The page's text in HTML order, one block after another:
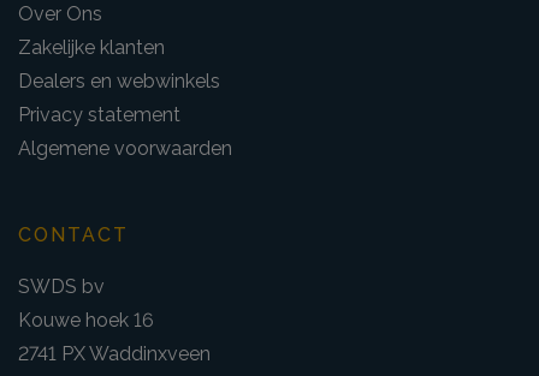
Over Ons
Zakelijke klanten
Dealers en webwinkels
Privacy statement
Algemene voorwaarden
CONTACT
SWDS bv
Kouwe hoek 16
2741 PX Waddinxveen